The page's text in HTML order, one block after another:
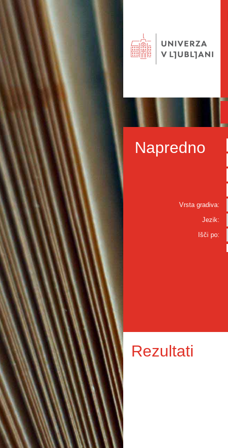
Napredno
Vrsta gradiva:
Jezik:
Išči po:
Rezultati